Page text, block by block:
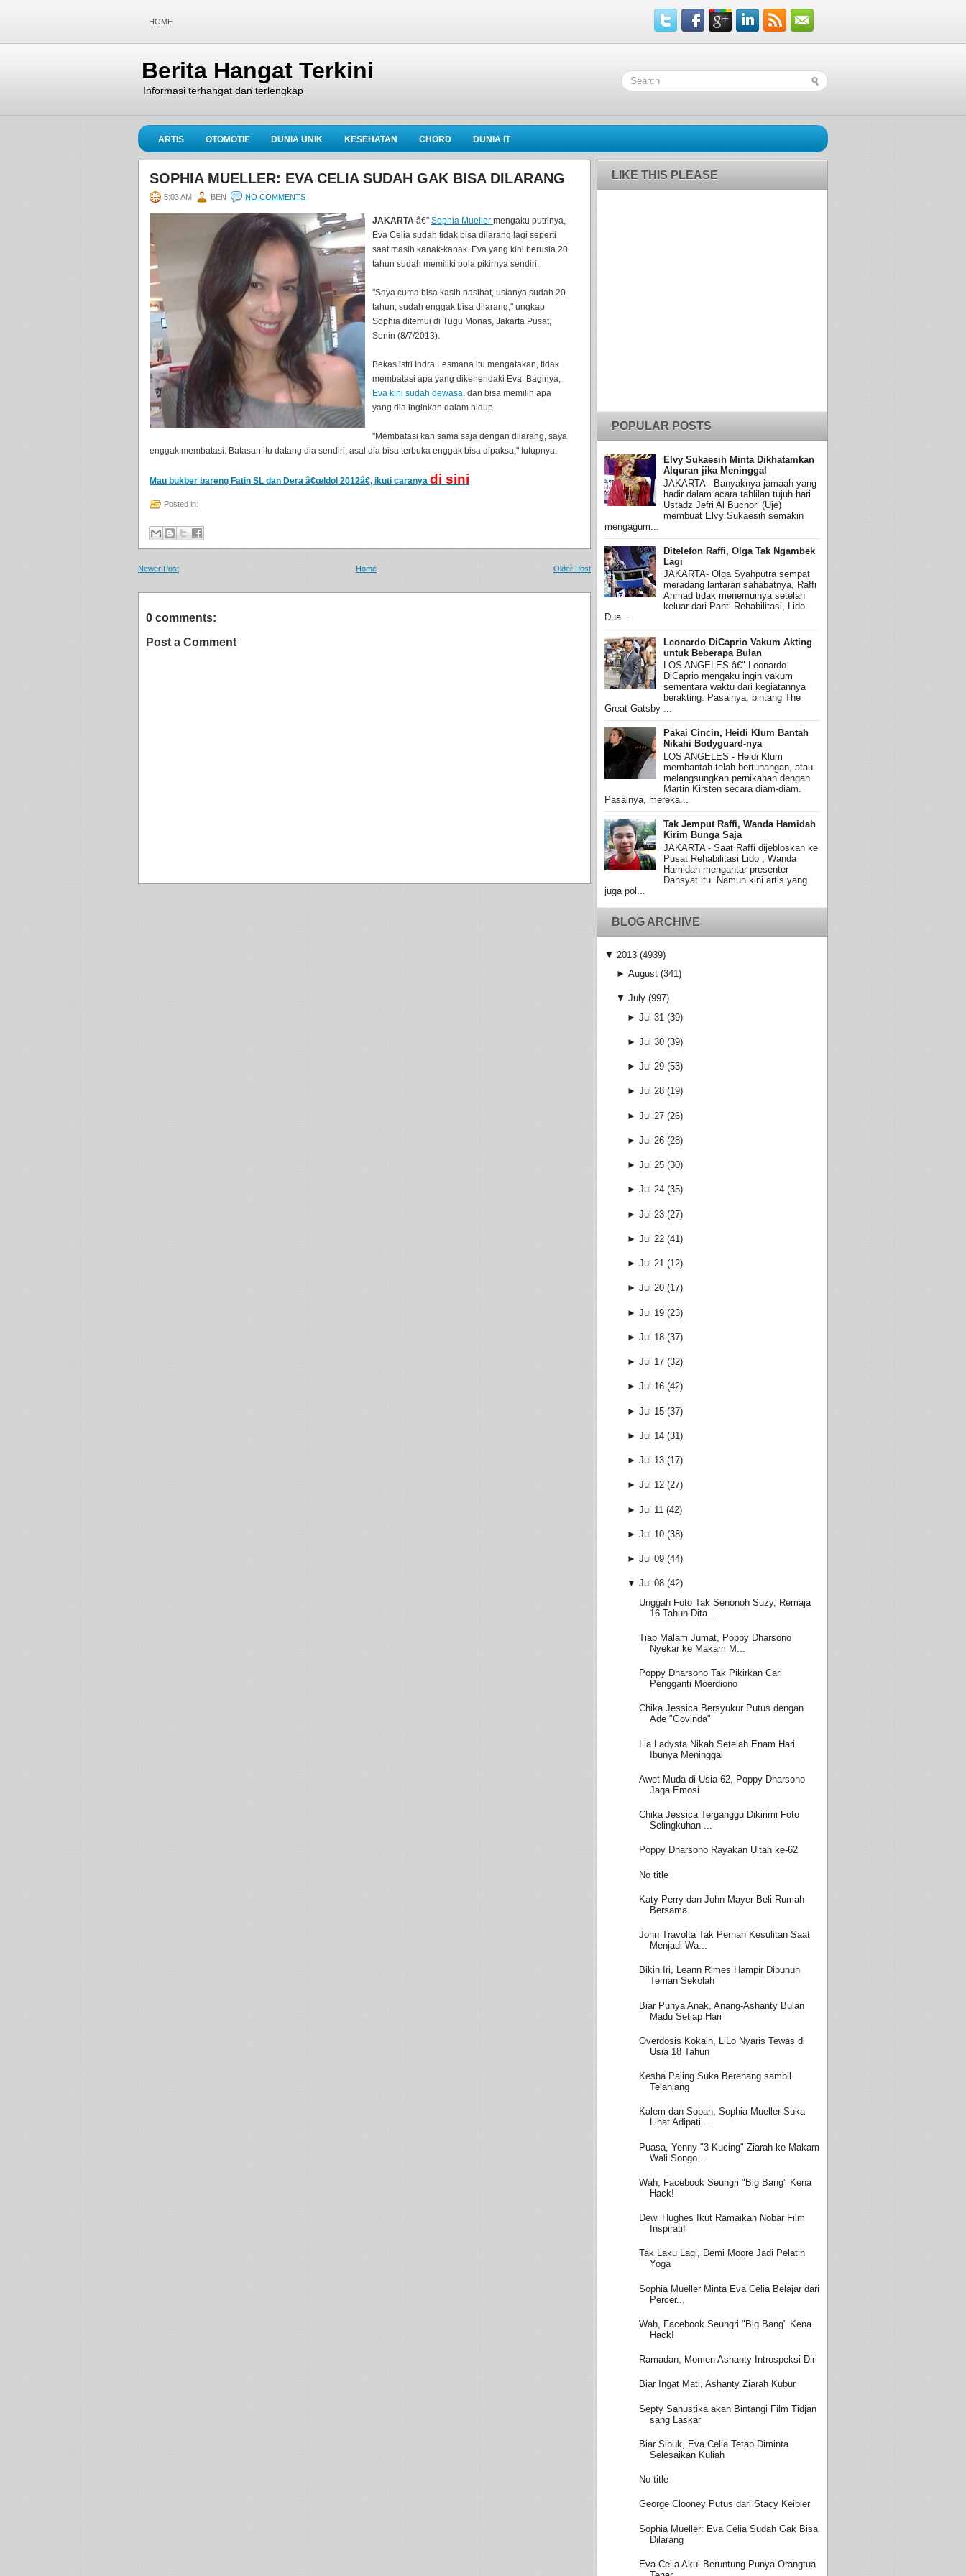
HOME
Berita Hangat Terkini
Informasi terhangat dan terlengkap
ARTIS OTOMOTIF DUNIA UNIK KESEHATAN CHORD DUNIA IT
SOPHIA MUELLER: EVA CELIA SUDAH GAK BISA DILARANG
5:03 AM BEN NO COMMENTS
JAKARTA â€" Sophia Mueller mengaku putrinya,
Eva Celia sudah tidak bisa dilarang lagi seperti
saat masih kanak-kanak. Eva yang kini berusia 20
tahun sudah memiliki pola pikirnya sendiri.
"Saya cuma bisa kasih nasihat, usianya sudah 20
tahun, sudah enggak bisa dilarang," ungkap
Sophia ditemui di Tugu Monas, Jakarta Pusat,
Senin (8/7/2013).
Bekas istri Indra Lesmana itu mengatakan, tidak
membatasi apa yang dikehendaki Eva. Baginya,
Eva kini sudah dewasa, dan bisa memilih apa
yang dia inginkan dalam hidup.
"Membatasi kan sama saja dengan dilarang, saya
enggak membatasi. Batasan itu datang dia sendiri, asal dia bisa terbuka enggak bisa dipaksa," tutupnya.
Mau bukber bareng Fatin SL dan Dera â€œIdol 2012â€, ikuti caranya di sini
Posted in:
Newer Post Older Post
Home
0 comments:
Post a Comment
LIKE THIS PLEASE
POPULAR POSTS
Elvy Sukaesih Minta Dikhatamkan
Alquran jika Meninggal
JAKARTA - Banyaknya jamaah yang
hadir dalam acara tahlilan tujuh hari
Ustadz Jefri Al Buchori (Uje)
membuat Elvy Sukaesih semakin
mengagum...
Ditelefon Raffi, Olga Tak Ngambek
Lagi
JAKARTA- Olga Syahputra sempat
meradang lantaran sahabatnya, Raffi
Ahmad tidak menemuinya setelah
keluar dari Panti Rehabilitasi, Lido.
Dua...
Leonardo DiCaprio Vakum Akting
untuk Beberapa Bulan
LOS ANGELES â€" Leonardo
DiCaprio mengaku ingin vakum
sementara waktu dari kegiatannya
berakting. Pasalnya, bintang The
Great Gatsby ...
Pakai Cincin, Heidi Klum Bantah
Nikahi Bodyguard-nya
LOS ANGELES - Heidi Klum
membantah telah bertunangan, atau
melangsungkan pernikahan dengan
Martin Kirsten secara diam-diam.
Pasalnya, mereka...
Tak Jemput Raffi, Wanda Hamidah
Kirim Bunga Saja
JAKARTA - Saat Raffi dijebloskan ke
Pusat Rehabilitasi Lido , Wanda
Hamidah mengantar presenter
Dahsyat itu. Namun kini artis yang
juga pol...
BLOG ARCHIVE
▼ 2013 (4939)
► August (341)
▼ July (997)
►Jul 31 (39)
►Jul 30 (39)
►Jul 29 (53)
►Jul 28 (19)
►Jul 27 (26)
►Jul 26 (28)
►Jul 25 (30)
►Jul 24 (35)
►Jul 23 (27)
►Jul 22 (41)
►Jul 21 (12)
►Jul 20 (17)
►Jul 19 (23)
►Jul 18 (37)
►Jul 17 (32)
►Jul 16 (42)
►Jul 15 (37)
►Jul 14 (31)
►Jul 13 (17)
►Jul 12 (27)
►Jul 11 (42)
►Jul 10 (38)
►Jul 09 (44)
▼Jul 08 (42)
Unggah Foto Tak Senonoh Suzy, Remaja
16 Tahun Dita...
Tiap Malam Jumat, Poppy Dharsono
Nyekar ke Makam M...
Poppy Dharsono Tak Pikirkan Cari
Pengganti Moerdiono
Chika Jessica Bersyukur Putus dengan
Ade "Govinda"
Lia Ladysta Nikah Setelah Enam Hari
Ibunya Meninggal
Awet Muda di Usia 62, Poppy Dharsono
Jaga Emosi
Chika Jessica Terganggu Dikirimi Foto
Selingkuhan ...
Poppy Dharsono Rayakan Ultah ke-62
No title
Katy Perry dan John Mayer Beli Rumah
Bersama
John Travolta Tak Pernah Kesulitan Saat
Menjadi Wa...
Bikin Iri, Leann Rimes Hampir Dibunuh
Teman Sekolah
Biar Punya Anak, Anang-Ashanty Bulan
Madu Setiap Hari
Overdosis Kokain, LiLo Nyaris Tewas di
Usia 18 Tahun
Kesha Paling Suka Berenang sambil
Telanjang
Kalem dan Sopan, Sophia Mueller Suka
Lihat Adipati...
Puasa, Yenny "3 Kucing" Ziarah ke Makam
Wali Songo...
Wah, Facebook Seungri "Big Bang" Kena
Hack!
Dewi Hughes Ikut Ramaikan Nobar Film
Inspiratif
Tak Laku Lagi, Demi Moore Jadi Pelatih
Yoga
Sophia Mueller Minta Eva Celia Belajar dari
Percer...
Wah, Facebook Seungri "Big Bang" Kena
Hack!
Ramadan, Momen Ashanty Introspeksi Diri
Biar Ingat Mati, Ashanty Ziarah Kubur
Septy Sanustika akan Bintangi Film Tidjan
sang Laskar
Biar Sibuk, Eva Celia Tetap Diminta
Selesaikan Kuliah
No title
George Clooney Putus dari Stacy Keibler
Sophia Mueller: Eva Celia Sudah Gak Bisa
Dilarang
Eva Celia Akui Beruntung Punya Orangtua